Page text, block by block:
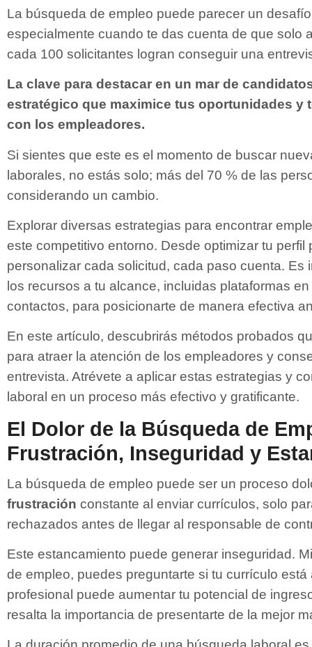
La búsqueda de empleo puede parecer un
especialmente cuando te das cuenta de que solo
cada 100 solicitantes logran conseguir una
La clave para destacar en un mar de
estratégico que maximice tus oportunidades y
con los empleadores.
Si sientes que este es el momento de buscar
laborales, no estás solo; más del 70 % de las
considerando un cambio.
Explorar diversas estrategias para encontrar
este competitivo entorno. Desde optimizar tu perfil
personalizar cada solicitud, cada paso cuenta. Es
los recursos a tu alcance, incluidas plataformas
contactos, para posicionarte de manera efectiva
En este artículo, descubrirás métodos probados
para atraer la atención de los empleadores y
entrevista. Atrévete a aplicar estas estrategias y
laboral en un proceso más efectivo y gratificante.
El Dolor de la Búsqueda de
Frustración, Inseguridad y
La búsqueda de empleo puede ser un proceso
frustración constante al enviar currículos, solo
rechazados antes de llegar al responsable de
Este estancamiento puede generar inseguridad.
de empleo, puedes preguntarte si tu currículo
profesional puede aumentar tu potencial de
resalta la importancia de presentarte de la mejor